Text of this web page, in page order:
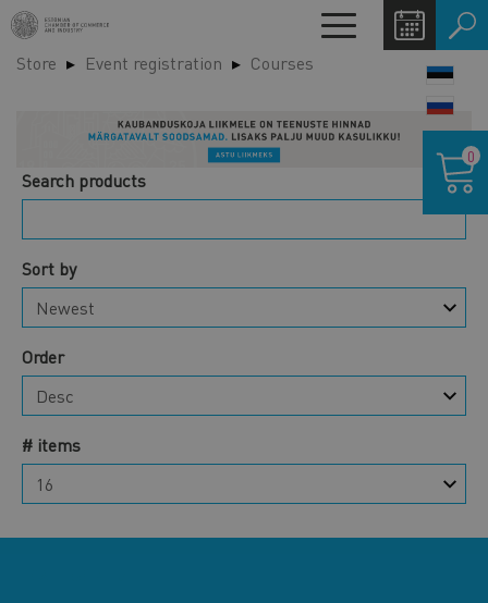
Skip
to
main
Toggle
navigation
Store Event registration Courses
Search products
Sort by
Order
# items
cart
0